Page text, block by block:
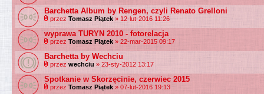
Barchetta Album by Rengen, czyli Renato Grelloni
przez Tomasz Piątek » 12-lut-2016 11:26
wyprawa TURYN 2010 - fotorelacja
przez Tomasz Piątek » 22-mar-2015 09:17
Barchetta by Wechciu
przez wechciu » 23-sty-2012 13:17
Spotkanie w Skorzęcinie, czerwiec 2015
przez Tomasz Piątek » 07-lut-2016 19:13